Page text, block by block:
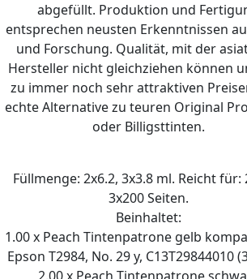
abgefüllt. Produktion und
entsprechen neusten Erkenntnissen
und Forschung. Qualität, mit der
Hersteller nicht gleichziehen können
zu immer noch sehr attraktiven
echte Alternative zu teuren Original
oder Billigsttinten.
Füllmenge: 2x6.2, 3x3.8 ml. Reicht für:
3x200 Seiten.
Beinhaltet:
1.00 x Peach Tintenpatrone gelb
Epson T2984, No. 29 y, C13T29844010